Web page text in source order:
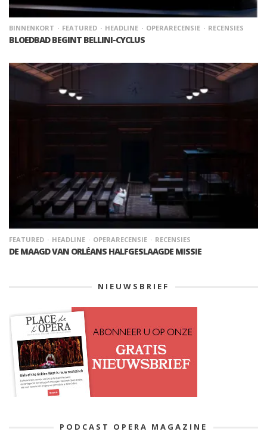
BINNENKORT FEATURED HEADLINE OPERARECENSIE RECENSIES
BLOEDBAD BEGINT BELLINI-CYCLUS
FEATURED HEADLINE OPERARECENSIE RECENSIES
DE MAAGD VAN ORLÉANS HALFGESLAAGDE MISSIE
NIEUWSBRIEF
PODCAST OPERA MAGAZINE